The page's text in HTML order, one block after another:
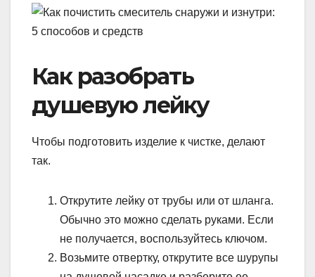
Как разобрать
душевую лейку
Чтобы подготовить изделие к чистке, делают
так.
Открутите лейку от трубы или от шланга.
Обычно это можно сделать руками. Если
не получается, воспользуйтесь ключом.
Возьмите отвертку, открутите все шурупы